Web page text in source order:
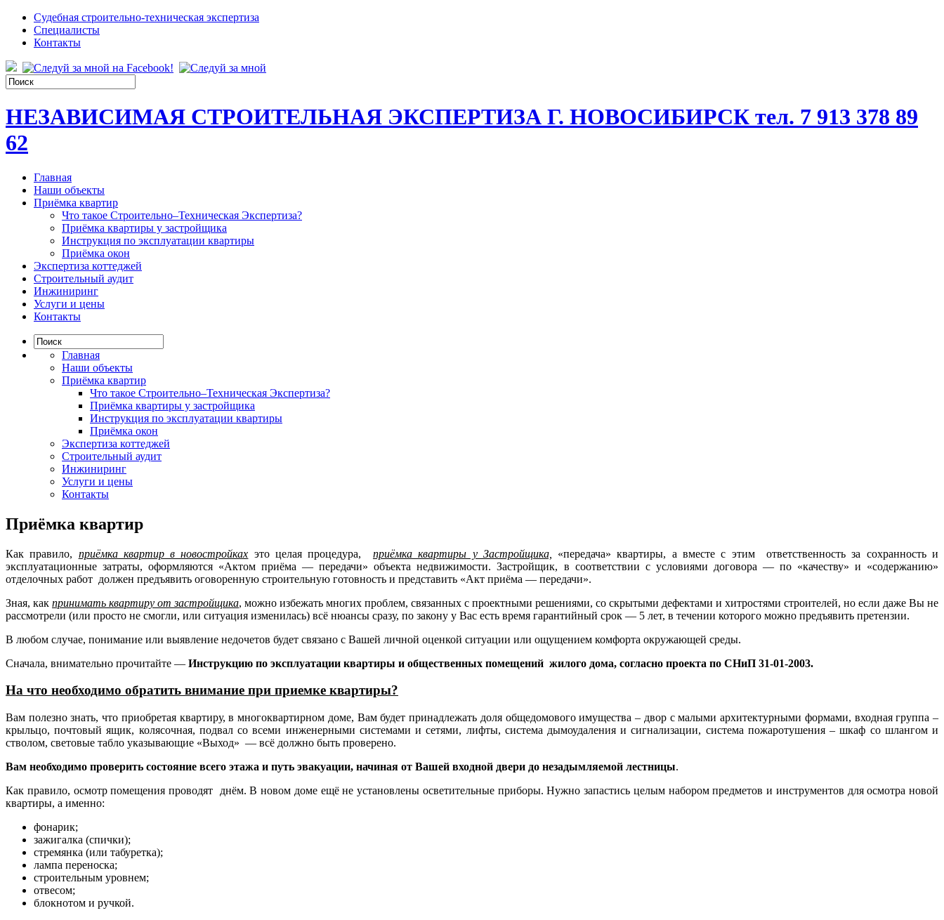
Судебная строительно-техническая экспертиза
Специалисты
Контакты
НЕЗАВИСИМАЯ СТРОИТЕЛЬНАЯ ЭКСПЕРТИЗА Г. НОВОСИБИРСК тел. 7 913 378 89
62
Главная
Наши объекты
Приёмка квартир
Что такое Строительно–Техническая Экспертиза?
Приёмка квартиры у застройщика
Инструкция по эксплуатации квартиры
Приёмка окон
Экспертиза коттеджей
Строительный аудит
Инжиниринг
Услуги и цены
Контакты
Главная
Наши объекты
Приёмка квартир
Что такое Строительно–Техническая Экспертиза?
Приёмка квартиры у застройщика
Инструкция по эксплуатации квартиры
Приёмка окон
Экспертиза коттеджей
Строительный аудит
Инжиниринг
Услуги и цены
Контакты
Приёмка квартир
Как правило, приёмка квартир в новостройках это целая процедура, приёмка квартиры у Застройщика,
«передача» квартиры, а вместе с этим ответственность за сохранность и
эксплуатационные затраты, оформляются «Актом приёма — передачи» объекта недвижимости. Застройщик, в соответствии с условиями договора — по «качеству» и «содержанию»
отделочных работ должен предъявить оговоренную строительную готовность и представить «Акт приёма — передачи».
Зная, как принимать квартиру от застройщика, можно избежать многих проблем, связанных с проектными решениями, со скрытыми дефектами и хитростями строителей, но если даже Вы не
рассмотрели (или просто не смогли, или ситуация изменилась) всё нюансы сразу, по закону у Вас есть время гарантийный срок — 5 лет, в течении которого можно предъявить претензии.
В любом случае, понимание или выявление недочетов будет связано с Вашей личной оценкой ситуации или ощущением комфорта окружающей среды.
Сначала, внимательно прочитайте — Инструкцию по эксплуатации квартиры и общественных помещений жилого дома, согласно проекта по СНиП 31-01-2003.
На что необходимо обратить внимание при приемке квартиры?
Вам полезно знать, что приобретая квартиру, в многоквартирном доме, Вам будет принадлежать доля общедомового имущества – двор с малыми архитектурными формами, входная группа –
крыльцо, почтовый ящик, колясочная, подвал со всеми инженерными системами и сетями, лифты, система дымоудаления и сигнализации, система пожаротушения – шкаф со шлангом и
стволом, световые табло указывающие «Выход» — всё должно быть проверено.
Вам необходимо проверить состояние всего этажа и путь эвакуации, начиная от Вашей входной двери до незадымляемой лестницы.
Как правило, осмотр помещения проводят днём. В новом доме ещё не установлены осветительные приборы. Нужно запастись целым набором предметов и инструментов для осмотра новой
квартиры, а именно:
фонарик;
зажигалка (спички);
стремянка (или табуретка);
лампа переноска;
строительным уровнем;
отвесом;
блокнотом и ручкой.